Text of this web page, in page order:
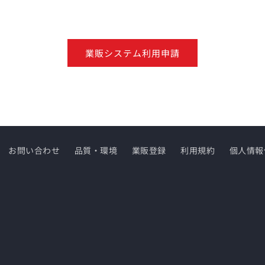
業販システム利用申請
お問い合わせ 品質・環境 業販登録 利用規約 個人情